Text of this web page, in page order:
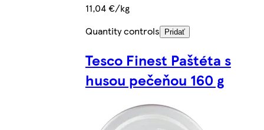
11,04 €/kg
Quantity controls
Pridať
Tesco Finest Paštéta s
husou pečeňou 160 g